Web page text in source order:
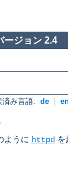
ージョン 2.4
済み言語: de
ように httpd を